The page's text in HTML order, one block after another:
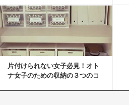
片付けられない女子必見！オト
ナ女子のための収納の３つのコ